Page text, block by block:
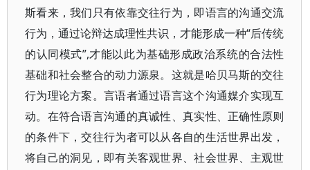
斯看来，我们只有依靠交往行为，即语言的沟通交流
行为，通过论辩达成理性共识，才能形成一种“后传统
的认同模式”,才能以此为基础形成政治系统的合法性
基础和社会整合的动力源泉。这就是哈贝马斯的交往
行为理论方案。言语者通过语言这个沟通媒介实现互
动。在符合语言沟通的真诚性、真实性、正确性原则
的条件下，交往行为者可以从各自的生活世界出发，
将自己的洞见，即有关客观世界、社会世界、主观世